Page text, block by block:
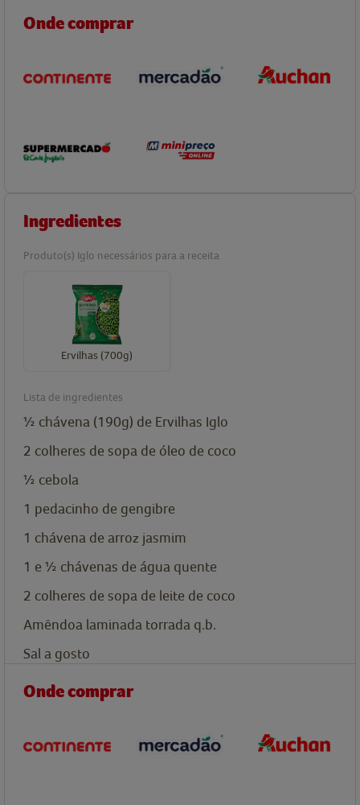
Onde comprar
Ingredientes
Produto(s) Iglo necessários para a receita
Ervilhas (700g)
Lista de ingredientes
½ chávena (190g) de Ervilhas Iglo
2 colheres de sopa de óleo de coco
½ cebola
1 pedacinho de gengibre
1 chávena de arroz jasmim
1 e ½ chávenas de água quente
2 colheres de sopa de leite de coco
Amêndoa laminada torrada q.b.
Sal a gosto
Onde comprar